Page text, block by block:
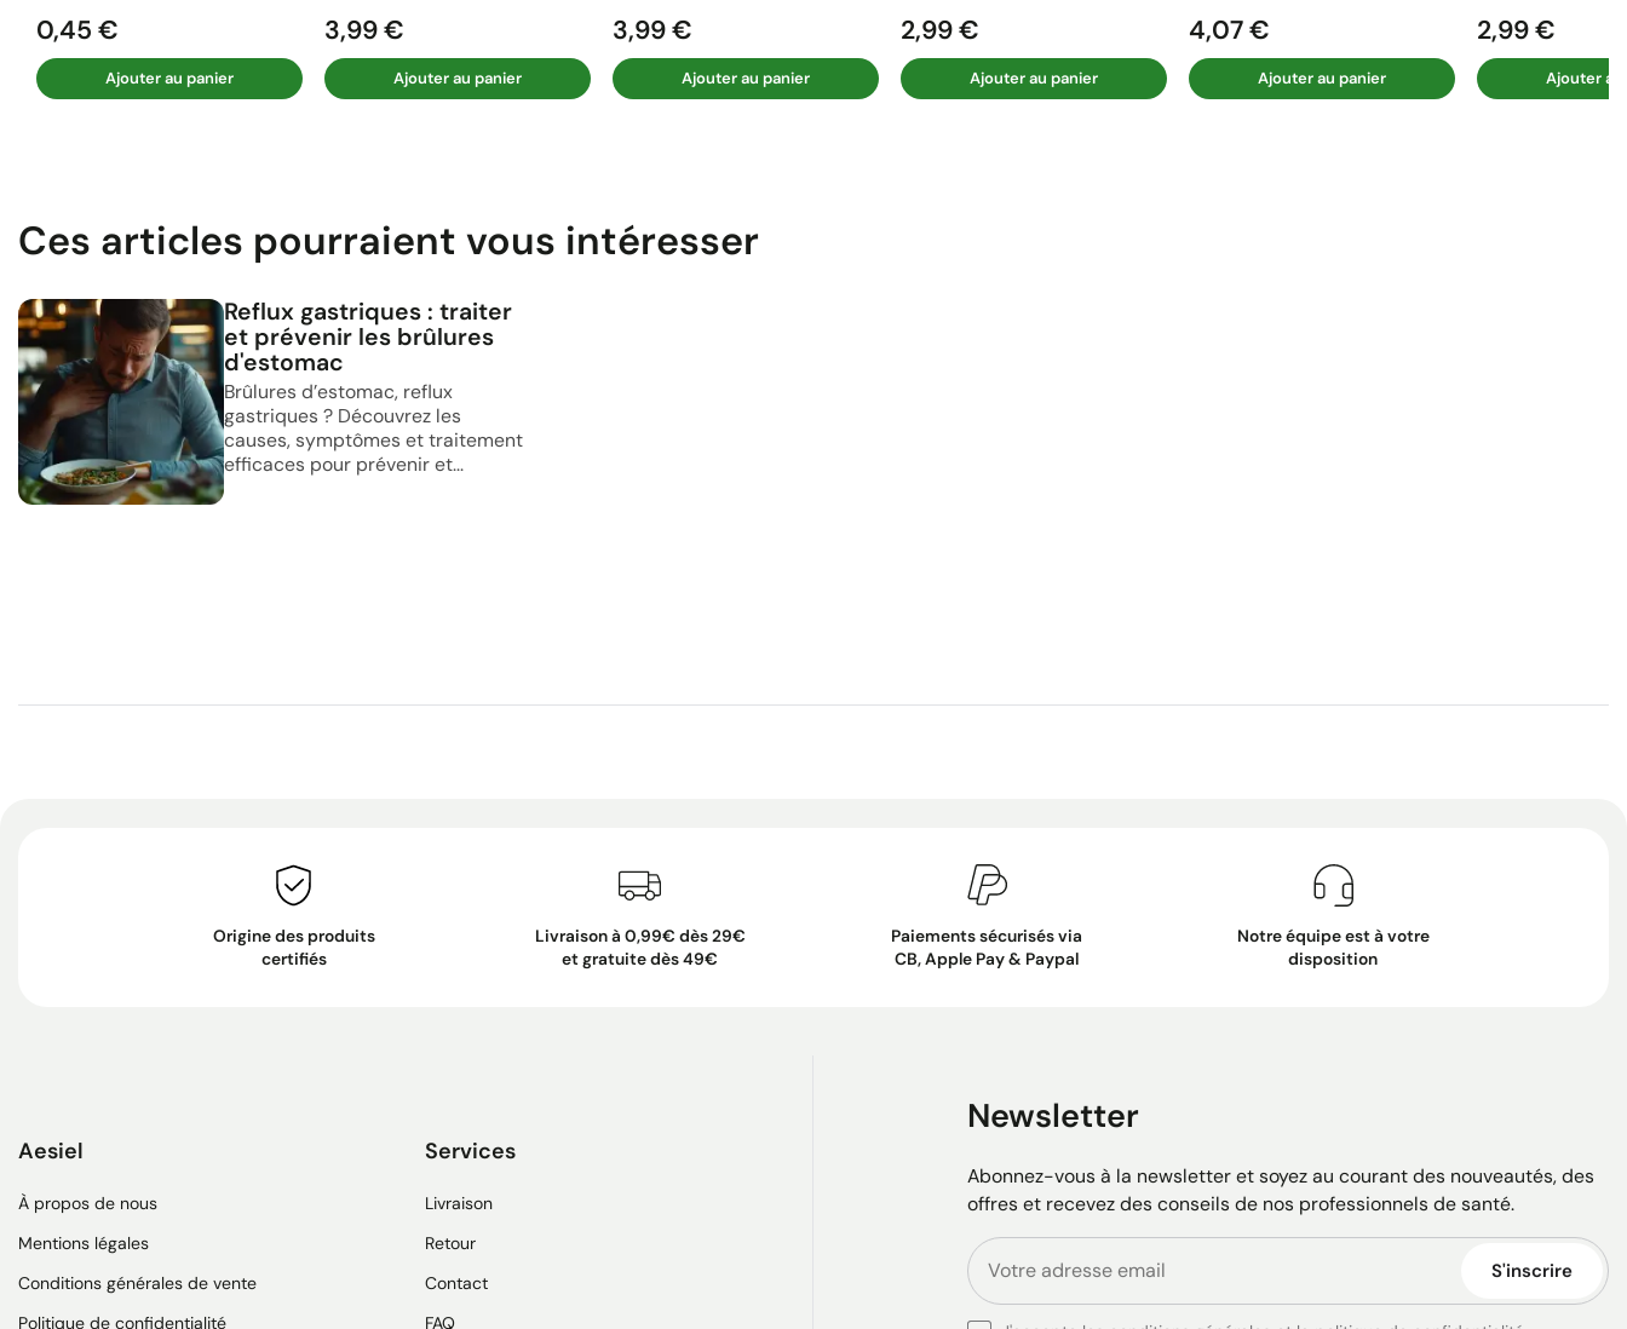
Prix
0,45 €
Ajouter au panier
Prix
3,99 €
Ajouter au panier
Prix
3,99 €
Ajouter au panier
Prix
2,99 €
Ajouter au panier
Prix
4,07 €
Ajouter au panier
Prix
2,99 €
Ajouter au
Ces articles pourraient vous intéresser
Reflux gastriques : traiter
et prévenir les brûlures
d'estomac
Brûlures d’estomac, reflux
gastriques ? Découvrez les
causes, symptômes et traitement
efficaces pour prévenir et...
Origine des produits
certifiés
Livraison à 0,99€ dès 29€
et gratuite dès 49€
Paiements sécurisés via
CB, Apple Pay & Paypal
Notre équipe est à votre
disposition
Aesiel
À propos de nous
Mentions légales
Conditions générales de vente
Politique de confidentialité
Services
Livraison
Retour
Contact
FAQ
Newsletter
Abonnez-vous à la newsletter et soyez au courant des nouveautés, des
offres et recevez des conseils de nos professionnels de santé.
S'inscrire